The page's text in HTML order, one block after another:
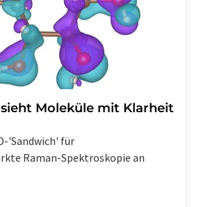
Moleküle mit Klarheit
'Sandwich' für
Raman-Spektroskopie an